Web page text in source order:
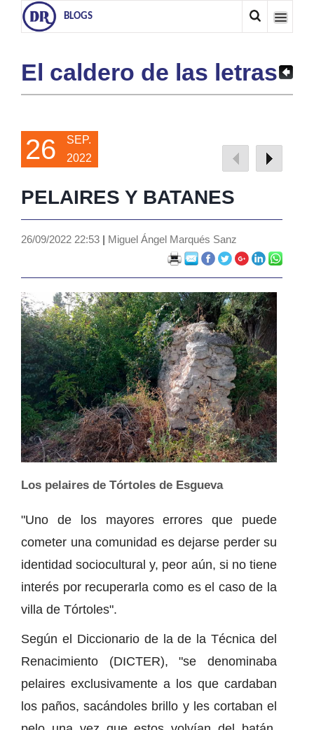
BLOGS
El caldero de las letras
26
SEP.
2022
PELAIRES Y BATANES
26/09/2022 22:53 | Miguel Ángel Marqués Sanz
Los pelaires de Tórtoles de Esgueva
"Uno de los mayores errores que puede
cometer una comunidad es dejarse perder su
identidad sociocultural y, peor aún, si no tiene
interés por recuperarla como es el caso de la
villa de Tórtoles".
Según el Diccionario de la de la Técnica del
Renacimiento (DICTER), "se denominaba
pelaires exclusivamente a los que cardaban
los paños, sacándoles brillo y les cortaban el